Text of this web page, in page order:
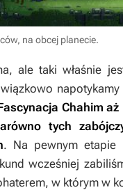
na obcej planecie.
ale taki właśnie
Chahim
tych
. Na pewnym etapie
wcześniej
w którym w